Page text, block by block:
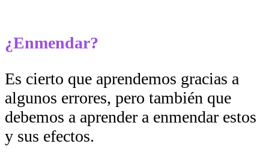
¿Enmendar?
Es cierto que aprendemos gracias a
algunos errores, pero también que
debemos a aprender a enmendar estos
y sus efectos.